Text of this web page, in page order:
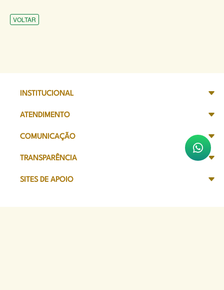
VOLTAR
INSTITUCIONAL
ATENDIMENTO
COMUNICAÇÃO
TRANSPARÊNCIA
SITES DE APOIO